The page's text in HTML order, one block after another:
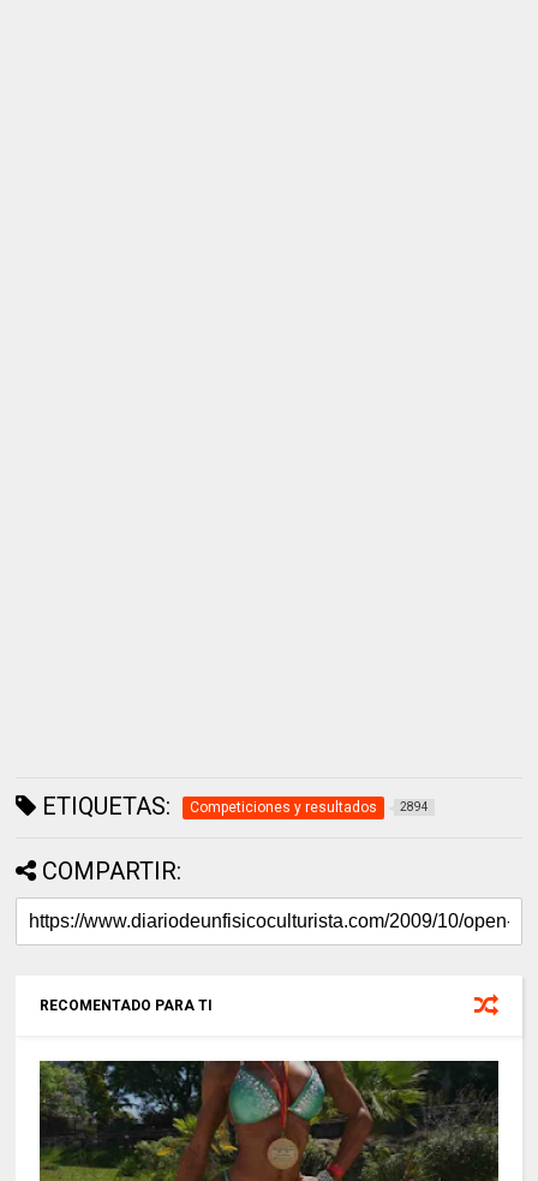
ETIQUETAS: Competiciones y resultados 2894
COMPARTIR:
RECOMENTADO PARA TI